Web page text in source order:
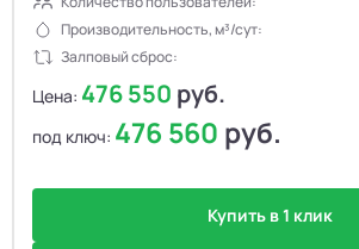
Производительность, м³/сут:
Залповый сброс:
Цена: 476 550 руб.
под ключ: 476 560 руб.
Купить в 1 клик